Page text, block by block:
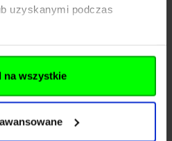
uzyskanymi podczas
na wszystkie
Niemcy
Donnerfeld 2